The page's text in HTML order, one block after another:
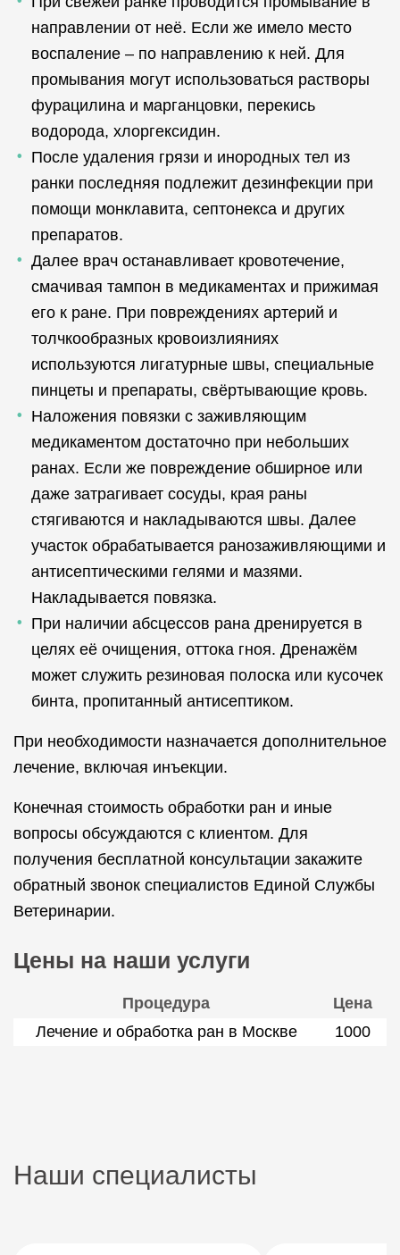
направлении от неё. Если же имело место
воспаление – по направлению к ней. Для
промывания могут использоваться растворы
фурацилина и марганцовки, перекись
водорода, хлоргексидин.
После удаления грязи и инородных тел из
ранки последняя подлежит дезинфекции при
помощи монклавита, септонекса и других
препаратов.
Далее врач останавливает кровотечение,
смачивая тампон в медикаментах и прижимая
его к ране. При повреждениях артерий и
толчкообразных кровоизлияниях
используются лигатурные швы, специальные
пинцеты и препараты, свёртывающие кровь.
Наложения повязки с заживляющим
медикаментом достаточно при небольших
ранах. Если же повреждение обширное или
даже затрагивает сосуды, края раны
стягиваются и накладываются швы. Далее
участок обрабатывается ранозаживляющими и
антисептическими гелями и мазями.
Накладывается повязка.
При наличии абсцессов рана дренируется в
целях её очищения, оттока гноя. Дренажём
может служить резиновая полоска или кусочек
бинта, пропитанный антисептиком.
При необходимости назначается дополнительное
лечение, включая инъекции.
Конечная стоимость обработки ран и иные
вопросы обсуждаются с клиентом. Для
получения бесплатной консультации закажите
обратный звонок специалистов Единой Службы
Ветеринарии.
Цены на наши услуги
Процедура
Цена
Лечение и обработка ран в Москве
1000
Наши специалисты